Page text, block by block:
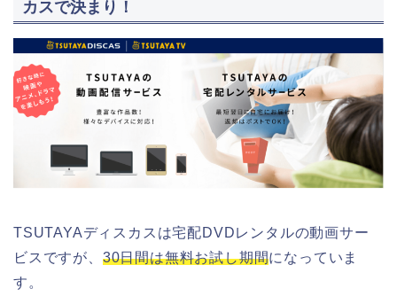
カスで決まり！
TSUTAYAディスカスは宅配DVDレンタルの動画サー
ビスですが、 30日間は無料お試し期間になっていま
す。